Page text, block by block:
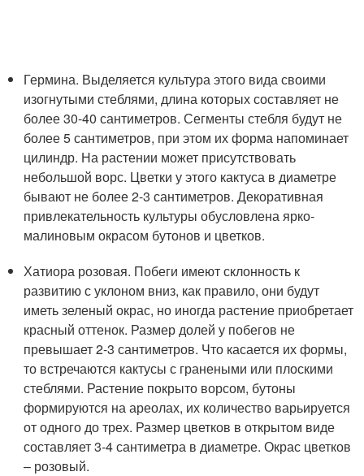
Гермина. Выделяется культура этого вида своими
изогнутыми стеблями, длина которых составляет не
более 30-40 сантиметров. Сегменты стебля будут не
более 5 сантиметров, при этом их форма напоминает
цилиндр. На растении может присутствовать
небольшой ворс. Цветки у этого кактуса в диаметре
бывают не более 2-3 сантиметров. Декоративная
привлекательность культуры обусловлена ярко-
малиновым окрасом бутонов и цветков.
Хатиора розовая. Побеги имеют склонность к
развитию с уклоном вниз, как правило, они будут
иметь зеленый окрас, но иногда растение приобретает
красный оттенок. Размер долей у побегов не
превышает 2-3 сантиметров. Что касается их формы,
то встречаются кактусы с гранеными или плоскими
стеблями. Растение покрыто ворсом, бутоны
формируются на ареолах, их количество варьируется
от одного до трех. Размер цветков в открытом виде
составляет 3-4 сантиметра в диаметре. Окрас цветков
– розовый.